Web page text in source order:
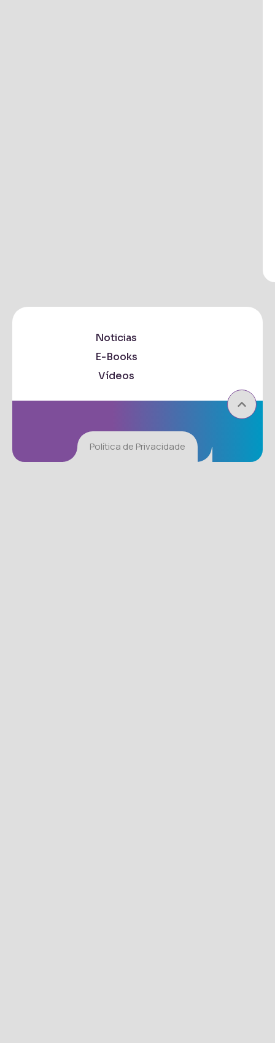
Noticias
E-Books
Vídeos
Política de Privacidade